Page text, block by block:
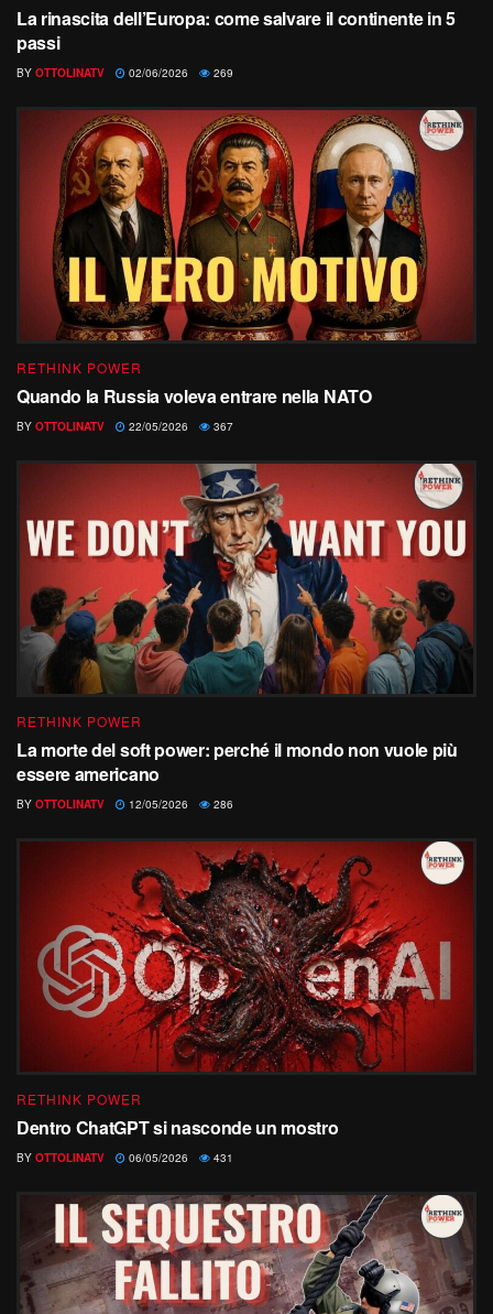
La rinascita dell’Europa: come salvare il continente in 5
passi
BY OTTOLINATV 02/06/2026 269
RETHINK POWER
Quando la Russia voleva entrare nella NATO
BY OTTOLINATV 22/05/2026 367
RETHINK POWER
La morte del soft power: perché il mondo non vuole più
essere americano
BY OTTOLINATV 12/05/2026 286
RETHINK POWER
Dentro ChatGPT si nasconde un mostro
BY OTTOLINATV 06/05/2026 431